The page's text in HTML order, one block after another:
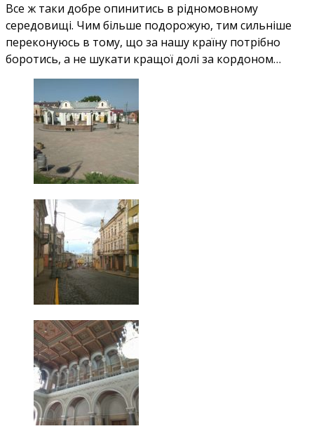
Все ж таки добре опинитись в рідномовному
середовищі. Чим більше подорожую, тим сильніше
переконуюсь в тому, що за нашу країну потрібно
боротись, а не шукати кращої долі за кордоном…